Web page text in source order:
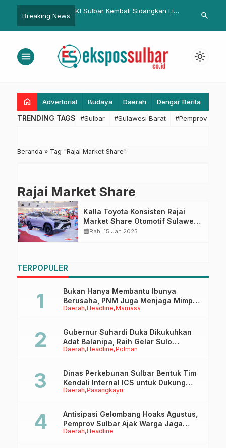
Breaking News
Sebelum Setujui
KI Sulbar Kembali Sidangkan Lima
dan Termohon Diminta Lengkapi
Suhardi
Sulbar
search
menu light_mode
home Advertorial Budaya Daerah Dengar Berita
TRENDING TAGS #Sulbar #Sulawesi Barat #Pemprov
Beranda » Tag "Rajai Market Share"
Rajai Market Share
Kalla Toyota Konsisten Rajai
Market Share Otomotif Sulawesi
Sepanjang 2024, Pilihan Nomor
calendar_monthRab, 15 Jan 2025
TERPOPULER
Daerah Headline Mamasa
Bukan Hanya Membantu Ibunya
Berusaha, PNM Juga Menjaga Mimpi
Anaknya Untuk Menggapai Cita-Cita
Daerah Headline Polman
Gubernur Suhardi Duka Dikukuhkan
Adat Balanipa, Raih Gelar Sulo
Tappidena
Daerah Pasangkayu
Dinas Perkebunan Sulbar Bentuk Tim
Kendali Internal ICS untuk Dukung
Sertifikasi ISPO Pekebun di
Daerah Headline
Antisipasi Gelombang Hoaks Agustus,
Pemprov Sulbar Ajak Warga Jaga
Ruang Digital